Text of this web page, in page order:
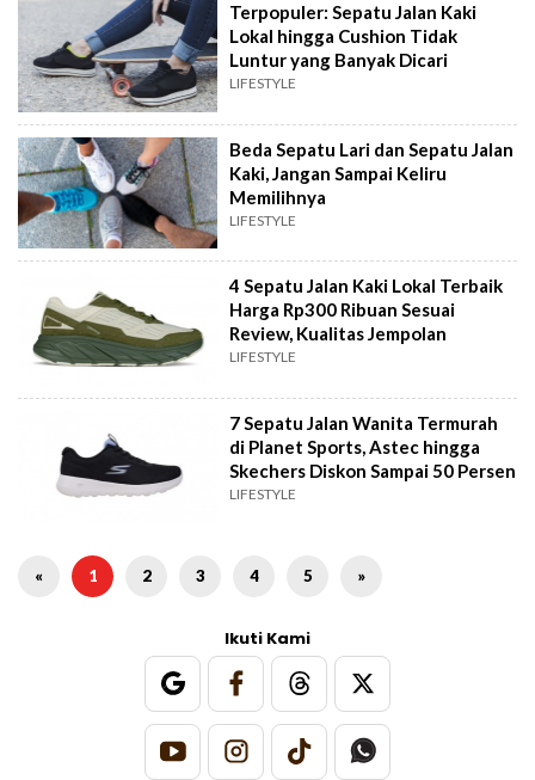
Terpopuler: Sepatu Jalan Kaki
Lokal hingga Cushion Tidak
Luntur yang Banyak Dicari
LIFESTYLE
Beda Sepatu Lari dan Sepatu Jalan
Kaki, Jangan Sampai Keliru
Memilihnya
LIFESTYLE
4 Sepatu Jalan Kaki Lokal Terbaik
Harga Rp300 Ribuan Sesuai
Review, Kualitas Jempolan
LIFESTYLE
7 Sepatu Jalan Wanita Termurah
di Planet Sports, Astec hingga
Skechers Diskon Sampai 50 Persen
LIFESTYLE
« 1 2 3 4 5 »
Ikuti Kami